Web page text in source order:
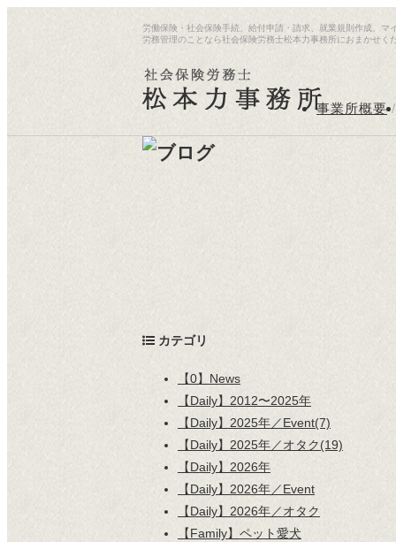
労働保険・社会保険手続、給付申請・請求、就業規則作成、マ
労務管理のことなら社会保険労務士松本力事務所におまかせく
事業所概要 /
カテゴリ
【0】News
【Daily】2012〜2025年
【Daily】2025年／Event(7)
【Daily】2025年／オタク(19)
【Daily】2026年
【Daily】2026年／Event
【Daily】2026年／オタク
【Family】ペット愛犬